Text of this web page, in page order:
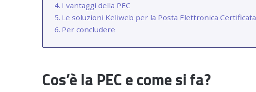
I vantaggi della PEC
Le soluzioni Keliweb per la Posta Elettronica Certificata
Per concludere
Cos’è la PEC e come si fa?